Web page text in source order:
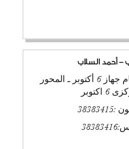
- أحمد السلاب
مول دولفين أمام جهاز 6 أكتوبر ـ المحور
6 اكتوبر
:
38383415
38383416